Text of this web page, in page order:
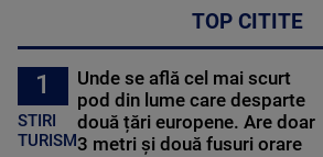
TOP CITITE
1
STIRI
TURISM
Unde se află cel mai scurt
pod din lume care desparte
două țări europene. Are doar
3 metri și două fusuri orare